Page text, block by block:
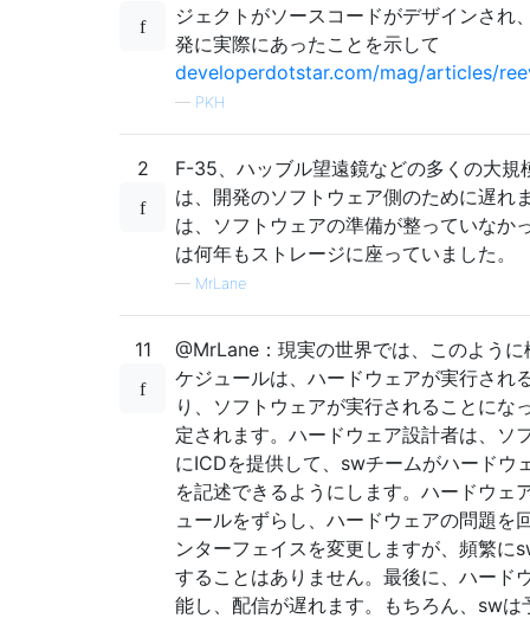
ジェクトがソースコードがデザインされ
発に実際にあったことを示して
developerdotstar.com/mag/articles/
— PKH
2
F-35、ハッブル望遠鏡などの多くの大規
は、開発のソフトウェア側のために遅れ
は、ソフトウェアの準備が整っていなか
は何年もストレージに座っていました。
— MrLane
11
@MrLane：現実の世界では、このよう
ケジュールは、ハードウェアが実行され
り、ソフトウェアが実行されることにな
定されます。ハードウェア設計者は、ソ
にICDを提供して、swチームがハードウ
を記述できるようにします。ハードウェ
ュールをずらし、ハードウェアの問題を
ンターフェイスを変更しますが、頻繁に
することはありません。最後に、ハード
能し、配信が遅れます。もちろん、swは